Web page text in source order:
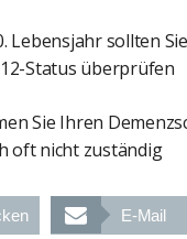
Lebensjahr sollten
Status überprüfen
Sie Ihren
oft nicht zuständig
E-Mail